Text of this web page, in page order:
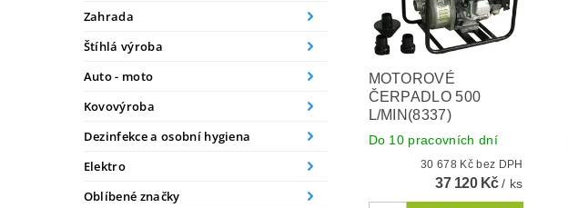
Zahrada
Štíhlá výroba
Auto - moto
Kovovýroba
Dezinfekce a osobní hygiena
Elektro
Oblíbené značky
MOTOROVÉ
ČERPADLO 500
L/MIN(8337)
Do 10 pracovních dní
30 678 Kč bez DPH
37 120 Kč/ ks